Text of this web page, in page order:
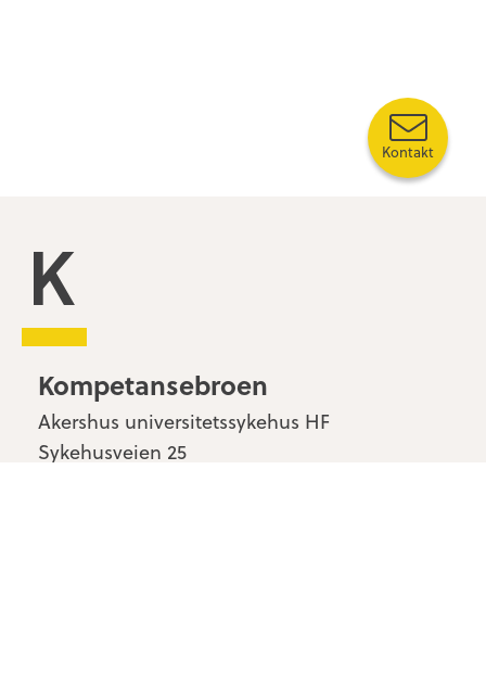
Kompetansebroen
Kompetansebroen
Akershus universitetssykehus HF
Sykehusveien 25
Kontakt